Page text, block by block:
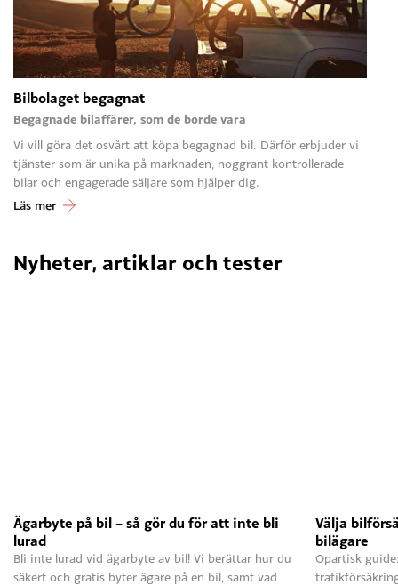
Bilbolaget begagnat
Begagnade bilaffärer, som de borde vara
Vi vill göra det osvårt att köpa begagnad bil. Därför erbjuder vi
tjänster som är unika på marknaden, noggrant kontrollerade
bilar och engagerade säljare som hjälper dig.
Läs mer
Nyheter, artiklar och tester
Ägarbyte på bil – så gör du för att inte bli
lurad
Bli inte lurad vid ägarbyte av bil! Vi berättar hur du
säkert och gratis byter ägare på en bil, samt vad
Välja
bilägare
Opartisk